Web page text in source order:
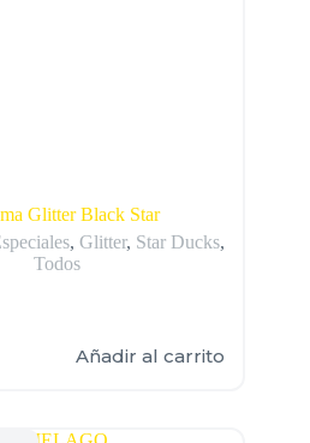
Glitter Black Star
, Glitter, Star Ducks,
Todos
Añadir al carrito